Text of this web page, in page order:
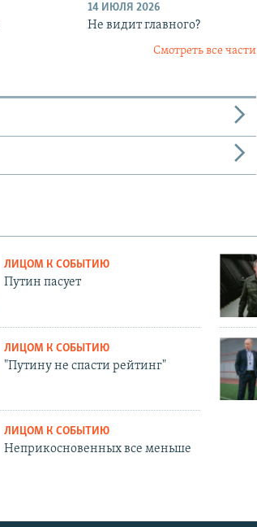
14 ИЮЛЯ 2026
Не видит главного?
Смотреть все части
ЛИЦОМ К СОБЫТИЮ
Путин пасует
ЛИЦОМ К СОБЫТИЮ
"Путину не спасти рейтинг"
ЛИЦОМ К СОБЫТИЮ
Неприкосновенных все меньше